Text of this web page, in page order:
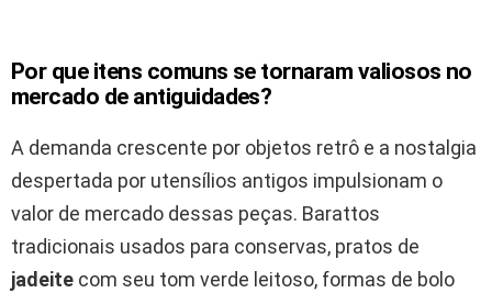
Por que itens comuns se tornaram valiosos no
mercado de antiguidades?
A demanda crescente por objetos retrô e a nostalgia
despertada por utensílios antigos impulsionam o
valor de mercado dessas peças. Barattos
tradicionais usados para conservas, pratos de
jadeite com seu tom verde leitoso, formas de bolo